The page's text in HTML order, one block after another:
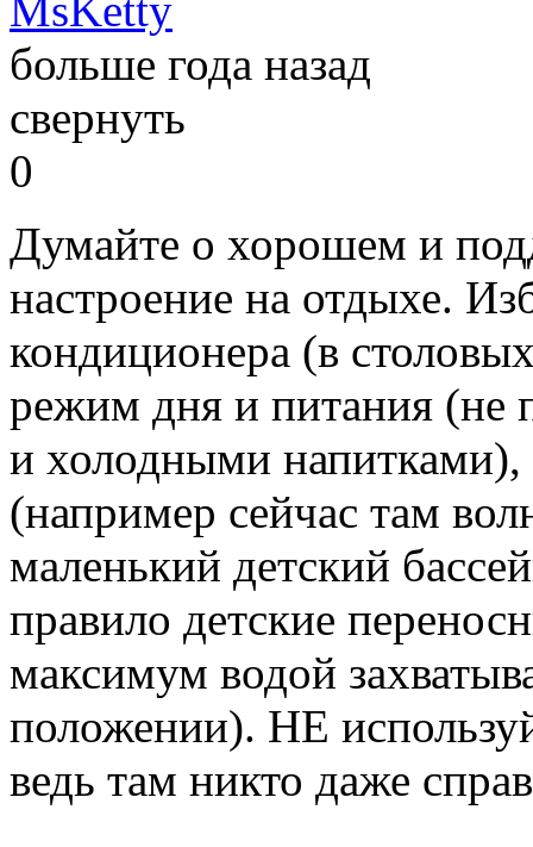
больше года назад
свернуть
0
Думайте о хорошем и
настроение на отдыхе.
кондиционера (в
режим дня и питания (не
и холодными напитками),
(например сейчас там
маленький детский
правило детские
максимум водой
положении). НЕ
ведь там никто даже